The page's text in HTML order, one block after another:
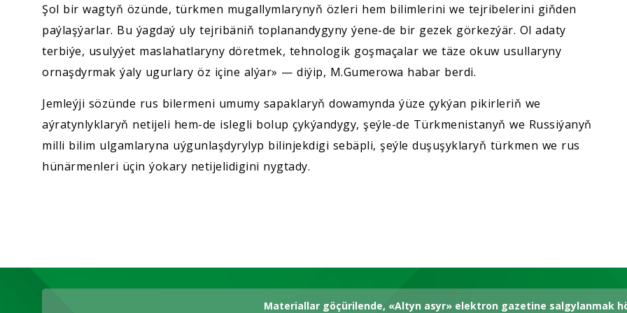
Şol bir wagtyň özünde, türkmen mugallymlarynyň özleri hem bilimlerini we tejribelerini giňden
paýlaşýarlar. Bu ýagdaý uly tejribäniň toplanandygyny ýene-de bir gezek görkezýär. Ol adaty
terbiýe, usulyýet maslahatlaryny döretmek, tehnologik goşmaçalar we täze okuw usullaryny
ornaşdyrmak ýaly ugurlary öz içine alýar» — diýip, M.Gumerowa habar berdi.
Jemleýji sözünde rus bilermeni umumy sapaklaryň dowamynda ýüze çykýan pikirleriň we
aýratynlyklaryň netijeli hem-de islegli bolup çykýandygy, şeýle-de Türkmenistanyň we Russiýanyň
milli bilim ulgamlaryna uýgunlaşdyrylyp bilinjekdigi sebäpli, şeýle duşuşyklaryň türkmen we rus
hünärmenleri üçin ýokary netijelidigini nygtady.
Materiallar göçürilende, «Altyn asyr» elektron gazetine salgylanmak